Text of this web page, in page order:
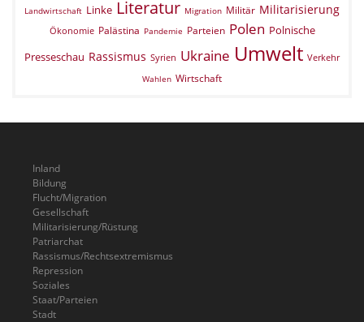
Landwirtschaft Linke Literatur Migration Militär Militarisierung
Ökonomie Palästina Pandemie Parteien Polen Polnische
Presseschau Rassismus Syrien Ukraine Umwelt Verkehr
Wahlen Wirtschaft
Inland
Bildung
Flucht/Migration
Gesellschaft
Militarisierung/Rüstung
Patriarchat
Rassismus/Rechtsextremismus
Repression
Soziales
Staat/Parteien
Stadt